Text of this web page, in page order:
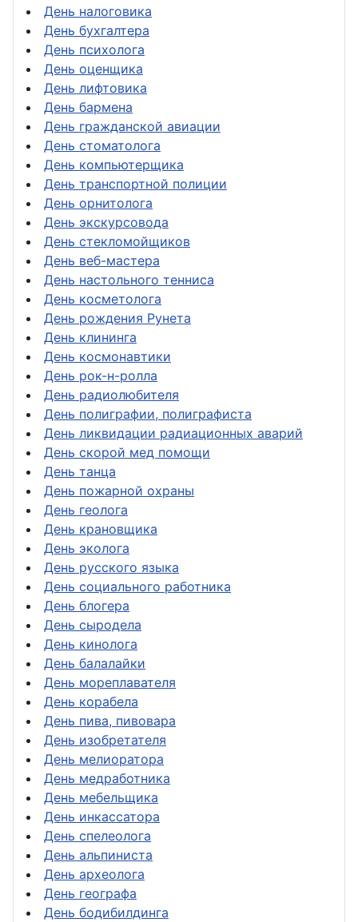
День налоговика
День бухгалтера
День психолога
День оценщика
День лифтовика
День бармена
День гражданской авиации
День стоматолога
День компьютерщика
День транспортной полиции
День орнитолога
День экскурсовода
День стекломойщиков
День веб-мастера
День настольного тенниса
День косметолога
День рождения Рунета
День клининга
День космонавтики
День рок-н-ролла
День радиолюбителя
День полиграфии, полиграфиста
День ликвидации радиационных аварий
День скорой мед помощи
День танца
День пожарной охраны
День геолога
День крановщика
День эколога
День русского языка
День социального работника
День блогера
День сыродела
День кинолога
День балалайки
День мореплавателя
День корабела
День пива, пивовара
День изобретателя
День мелиоратора
День медработника
День мебельщика
День инкассатора
День спелеолога
День альпиниста
День археолога
День географа
День бодибилдинга